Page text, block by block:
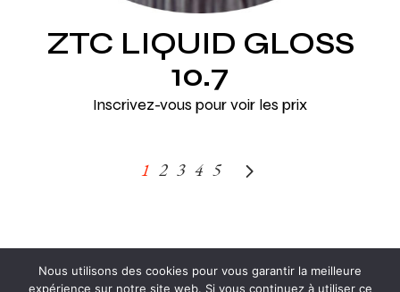
ZTC LIQUID GLOSS
10.7
Inscrivez-vous pour voir les prix
1 2 3 4 5
Nous utilisons des cookies pour vous garantir la meilleure
expérience sur notre site web. Si vous continuez à utiliser ce